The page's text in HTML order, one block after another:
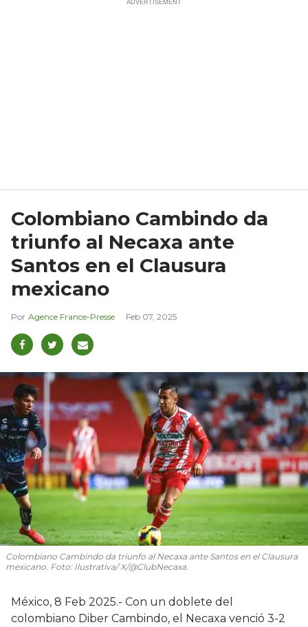
Colombiano Cambindo da
triunfo al Necaxa ante
Santos en el Clausura
mexicano
Agence France-Presse Feb 07, 2025
Colombiano Cambindo da triunfo al Necaxa ante Santos en el Clausura
mexicano. Foto: Ilustrativa/ X/@ClubNecaxa.
México, 8 Feb 2025.- Con un doblete del
colombiano Diber Cambindo, el Necaxa venció 3-2